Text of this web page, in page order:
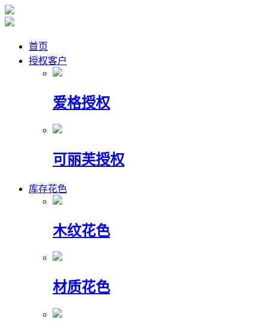
首页
授权客户
爱格授权
可丽芙授权
库存花色
木纹花色
材质花色